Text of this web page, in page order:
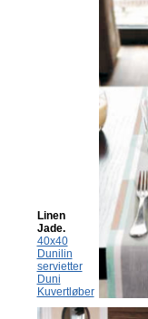
Linen
Jade.
40x40
Dunilin
servietter
Duni
Kuvertløber